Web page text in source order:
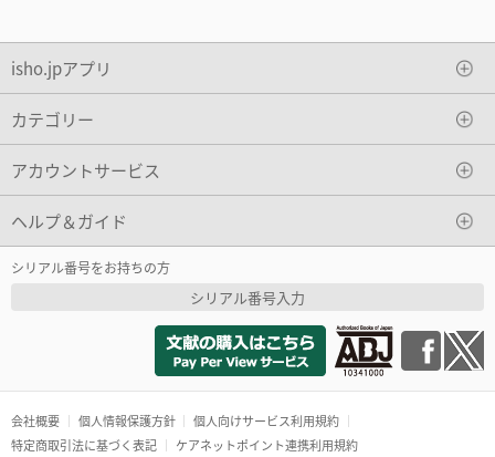
isho.jpアプリ
カテゴリー
アカウントサービス
ヘルプ＆ガイド
シリアル番号をお持ちの方
シリアル番号入力
会社概要 個人情報保護方針
個人向けサービス利用規約
特定商取引法に基づく表記
ケアネットポイント連携利用規約